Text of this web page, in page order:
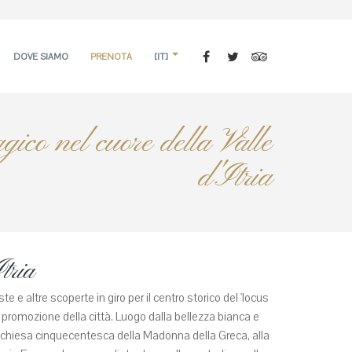
DOVE SIAMO PRENOTA [IT]
nel cuore della Valle
d'Itria
e altre scoperte in giro per il centro storico del 'locus
della città. Luogo dalla bellezza bianca e
cinquecentesca della Madonna della Greca, alla